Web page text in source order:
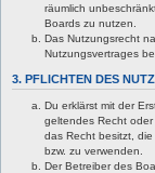
räumlich
Boards zu nutzen.
Das Nutzungsrecht
Nutzungsvertrages
3. PFLICHTEN DES
Du erklärst mit der
geltendes Recht
das Recht besitzt,
bzw. zu verwenden.
Der Betreiber des